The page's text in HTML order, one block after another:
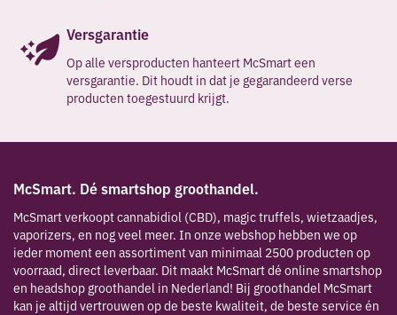
Versgarantie
Op alle versproducten hanteert McSmart een
versgarantie. Dit houdt in dat je gegarandeerd verse
producten toegestuurd krijgt.
McSmart. Dé smartshop groothandel.
McSmart verkoopt cannabidiol (CBD), magic truffels, wietzaadjes,
vaporizers, en nog veel meer. In onze webshop hebben we op
ieder moment een assortiment van minimaal 2500 producten op
voorraad, direct leverbaar. Dit maakt McSmart dé online smartshop
en headshop groothandel in Nederland! Bij groothandel McSmart
kan je altijd vertrouwen op de beste kwaliteit, de beste service én